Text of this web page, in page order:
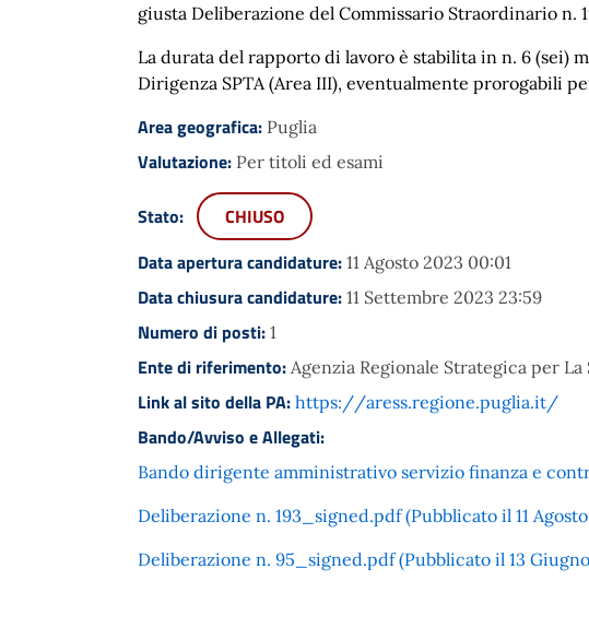
giusta Deliberazione del Commissario Straordinario n.
La durata del rapporto di lavoro è stabilita in n. 6 (sei)
Dirigenza SPTA (Area III), eventualmente prorogabili
Area geografica: Puglia
Valutazione: Per titoli ed esami
Stato:
CHIUSO
Data apertura candidature: 11 Agosto 2023 00:01
Data chiusura candidature: 11 Settembre 2023 23:59
Numero di posti: 1
Ente di riferimento: Agenzia Regionale Strategica per La
Link al sito della PA: https://aress.regione.puglia.it/
Bando/Avviso e Allegati:
Bando dirigente amministrativo servizio finanza e
Deliberazione n. 193_signed.pdf (Pubblicato il 11
Deliberazione n. 95_signed.pdf (Pubblicato il 13 Giugno